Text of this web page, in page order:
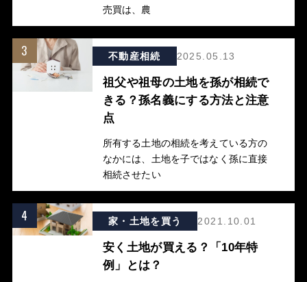
売買は、農
3 不動産相続 2025.05.13
祖父や祖母の土地を孫が相続で
きる？孫名義にする方法と注意
点
所有する土地の相続を考えている方の
なかには、土地を子ではなく孫に直接
相続させたい
4 家・土地を買う 2021.10.01
安く土地が買える？「10年特
例」とは？